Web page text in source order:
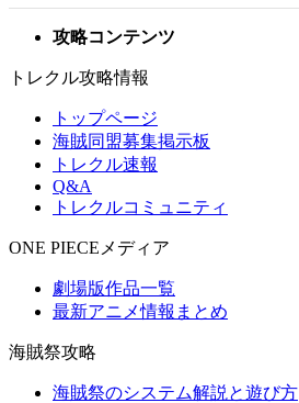
攻略コンテンツ
トレクル攻略情報
トップページ
海賊同盟募集掲示板
トレクル速報
Q&A
トレクルコミュニティ
ONE PIECEメディア
劇場版作品一覧
最新アニメ情報まとめ
海賊祭攻略
海賊祭のシステム解説と遊び方